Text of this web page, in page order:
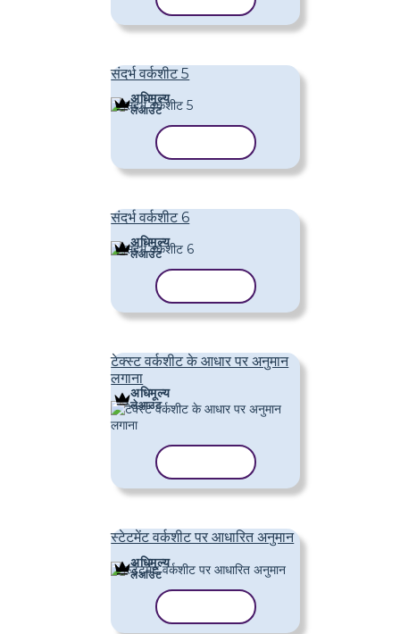
संदर्भ वर्कशीट 5
अधिमूल्य
लेआउट
संदर्भ वर्कशीट 6
अधिमूल्य
लेआउट
टेक्स्ट वर्कशीट के आधार पर अनुमान
लगाना
अधिमूल्य
लेआउट
स्टेटमेंट वर्कशीट पर आधारित अनुमान
अधिमूल्य
लेआउट